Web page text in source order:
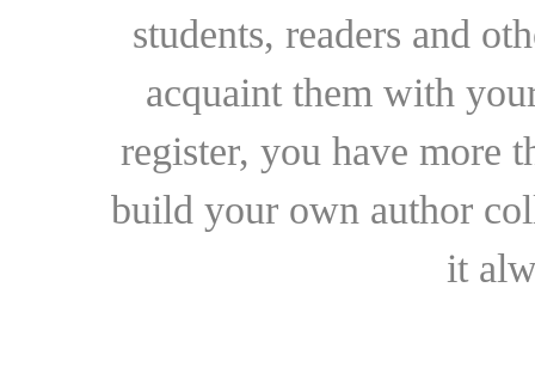
students, readers and
acquaint them with
register, you have more
build your own author
it